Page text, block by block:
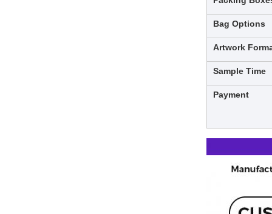
Bag Options
Artwork
Sample Time
Payment